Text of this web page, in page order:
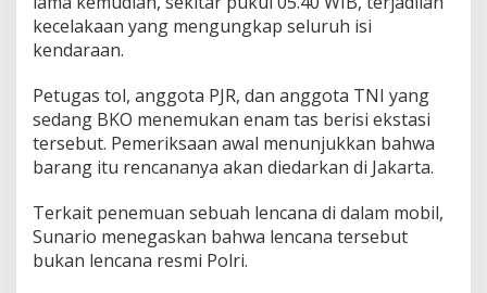
kecelakaan yang mengungkap seluruh isi
kendaraan.
Petugas tol, anggota PJR, dan anggota TNI yang
sedang BKO menemukan enam tas berisi ekstasi
tersebut. Pemeriksaan awal menunjukkan bahwa
barang itu rencananya akan diedarkan di Jakarta.
Terkait penemuan sebuah lencana di dalam mobil,
Sunario menegaskan bahwa lencana tersebut
bukan lencana resmi Polri.